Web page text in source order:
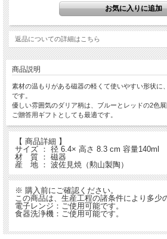
返品についての詳細はこちら
商品説明
素材の温もりがある磁器の軽くて使いやすい形状に
です。
優しい雰囲気のダリア柄は、ブルーとレッドの2色展
ご贈答用ギフトとしても最適です。
【 商品詳細 】
サイズ ： 径 6.4× 高さ 8.3 cm 容量140ml
材 質 ： 磁器
産 地 ： 波佐見焼（勲山製陶）
※ 購入前にご確認ください。
この商品は、生産工程の諸条件により多少
電子レンジ：ご使用可能です。
食器洗浄機：ご使用可能です。